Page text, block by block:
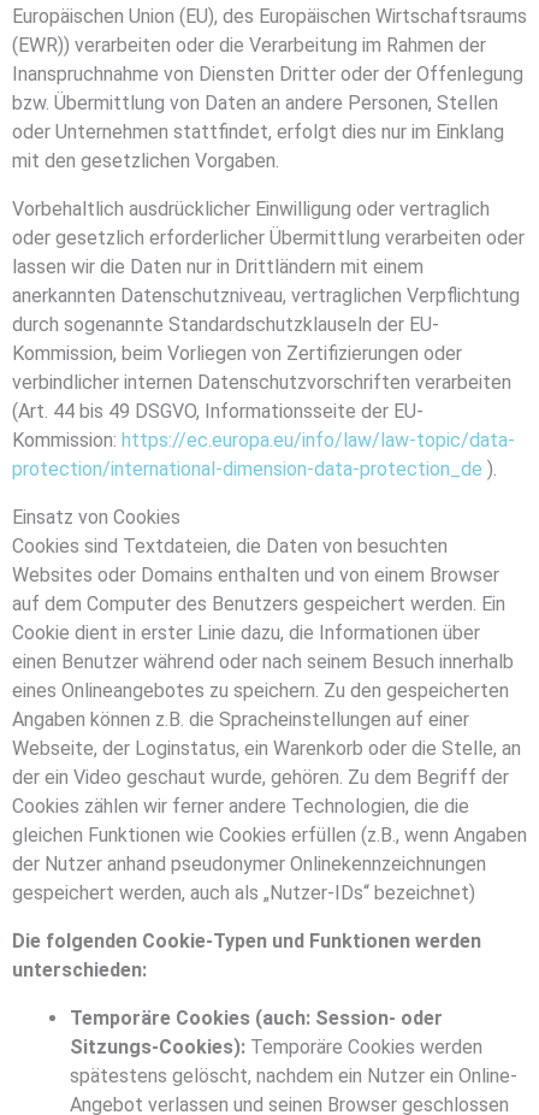
Europäischen Union (EU), des Europäischen Wirtschaftsraums
(EWR)) verarbeiten oder die Verarbeitung im Rahmen der
Inanspruchnahme von Diensten Dritter oder der Offenlegung
bzw. Übermittlung von Daten an andere Personen, Stellen
oder Unternehmen stattfindet, erfolgt dies nur im Einklang
mit den gesetzlichen Vorgaben.
Vorbehaltlich ausdrücklicher Einwilligung oder vertraglich
oder gesetzlich erforderlicher Übermittlung verarbeiten oder
lassen wir die Daten nur in Drittländern mit einem
anerkannten Datenschutzniveau, vertraglichen Verpflichtung
durch sogenannte Standardschutzklauseln der EU-
Kommission, beim Vorliegen von Zertifizierungen oder
verbindlicher internen Datenschutzvorschriften verarbeiten
(Art. 44 bis 49 DSGVO, Informationsseite der EU-
Kommission: https://ec.europa.eu/info/law/law-topic/data-
protection/international-dimension-data-protection_de ).
Einsatz von Cookies
Cookies sind Textdateien, die Daten von besuchten
Websites oder Domains enthalten und von einem Browser
auf dem Computer des Benutzers gespeichert werden. Ein
Cookie dient in erster Linie dazu, die Informationen über
einen Benutzer während oder nach seinem Besuch innerhalb
eines Onlineangebotes zu speichern. Zu den gespeicherten
Angaben können z.B. die Spracheinstellungen auf einer
Webseite, der Loginstatus, ein Warenkorb oder die Stelle, an
der ein Video geschaut wurde, gehören. Zu dem Begriff der
Cookies zählen wir ferner andere Technologien, die die
gleichen Funktionen wie Cookies erfüllen (z.B., wenn Angaben
der Nutzer anhand pseudonymer Onlinekennzeichnungen
gespeichert werden, auch als „Nutzer-IDs“ bezeichnet)
Die folgenden Cookie-Typen und Funktionen werden
unterschieden:
Temporäre Cookies (auch: Session- oder
Sitzungs-Cookies): Temporäre Cookies werden
spätestens gelöscht, nachdem ein Nutzer ein Online-
Angebot verlassen und seinen Browser geschlossen